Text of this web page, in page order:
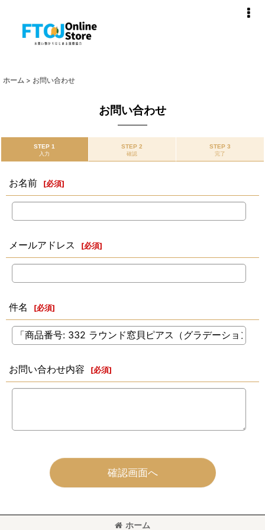
ホーム > お問い合わせ
お問い合わせ
STEP 1
入力
STEP 2
確認
STEP 3
完了
お名前 [必須]
メールアドレス [必須]
件名 [必須]
お問い合わせ内容 [必須]
確認画面へ
ホーム